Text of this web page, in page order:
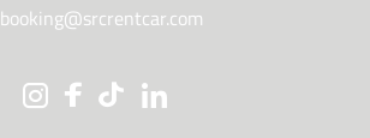
booking@srcrentcar.com